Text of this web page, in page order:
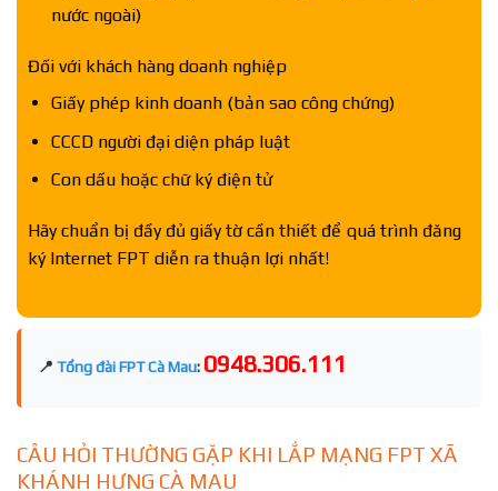
nước ngoài)
Đối với khách hàng doanh nghiệp
Giấy phép kinh doanh (bản sao công chứng)
CCCD người đại diện pháp luật
Con dấu hoặc chữ ký điện tử
Hãy chuẩn bị đầy đủ giấy tờ cần thiết để quá trình đăng
ký Internet FPT diễn ra thuận lợi nhất!
📍 Tổng đài FPT Cà Mau: 0948.306.111
CÂU HỎI THƯỜNG GẶP KHI LẮP MẠNG FPT XÃ
KHÁNH HƯNG CÀ MAU